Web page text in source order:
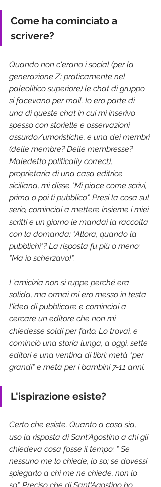
Come ha cominciato a
scrivere?
Quando non c'erano i social (per la
generazione Z: praticamente nel
paleolitico superiore) le chat di gruppo
si facevano per mail. Io ero parte di
una di queste chat in cui mi inserivo
spesso con storielle e osservazioni
assurdo/umoristiche, e una dei membri
(delle membre? Delle membresse?
Maledetto politically correct),
proprietaria di una casa editrice
siciliana, mi disse "Mi piace come scrivi,
prima o poi ti pubblico". Presi la cosa sul
serio, cominciai a mettere insieme i miei
scritti e un giorno le mandai la raccolta
con la domanda: "Allora, quando la
pubblichi"? La risposta fu più o meno:
"Ma io scherzavo!".
L'amicizia non si ruppe perché era
solida, ma ormai mi ero messo in testa
l'idea di pubblicare e cominciai a
cercare un editore che non mi
chiedesse soldi per farlo. Lo trovai, e
cominciò una storia lunga, a oggi, sette
editori e una ventina di libri: metà "per
grandi" e metà per i bambini 7-11 anni.
L'ispirazione esiste?
Certo che esiste. Quanto a cosa sia,
uso la risposta di Sant'Agostino a chi gli
chiedeva cosa fosse il tempo: " Se
nessuno me lo chiede, lo so; se dovessi
spiegarlo a chi me ne chiede, non lo